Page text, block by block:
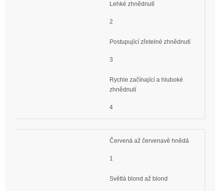
Lehké zhnědnutí
2
Postupující zřetelné zhnědnutí
3
Rychle začínající a hluboké
zhnědnutí
4
Červená až červenavě hnědá
1
Světlá blond až blond